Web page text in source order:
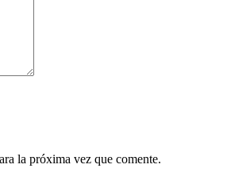
la próxima vez que comente.